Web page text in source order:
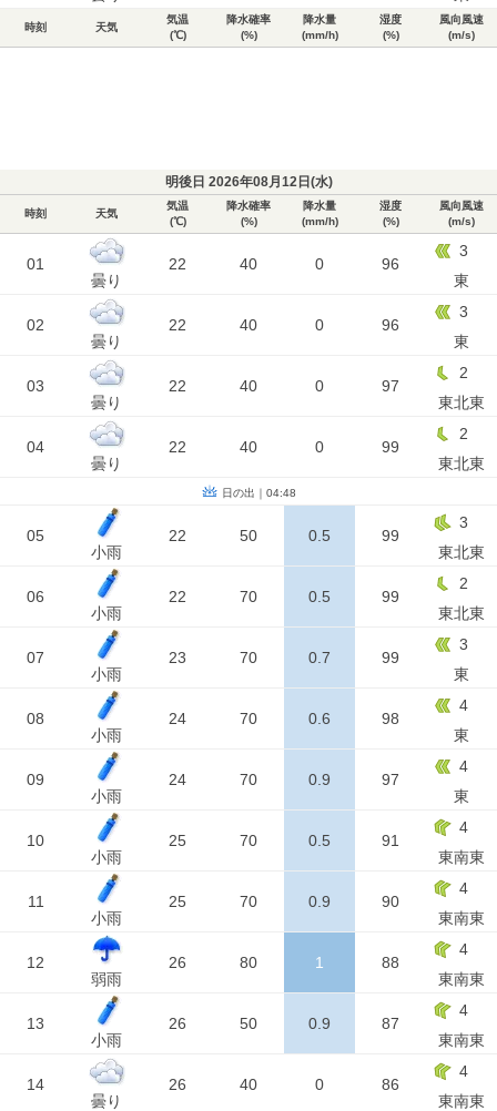
時刻 天気
気温
(℃)
降水確率
(%)
降水量
(mm/h)
湿度
(%)
風向風速
(m/s)
明後日 2026年08月12日(水)
時刻 天気
気温
(℃)
降水確率
(%)
降水量
(mm/h)
湿度
(%)
風向風速
(m/s)
01
曇り
22 40 0 96
3
東
02
曇り
22 40 0 96
3
東
03
曇り
22 40 0 97
2
東北東
04
曇り
22 40 0 99
2
東北東
日の出｜04:48
05
小雨
22 50 0.5 99
3
東北東
06
小雨
22 70 0.5 99
2
東北東
07
小雨
23 70 0.7 99
3
東
08
小雨
24 70 0.6 98
4
東
09
小雨
24 70 0.9 97
4
東
10
小雨
25 70 0.5 91
4
東南東
11
小雨
25 70 0.9 90
4
東南東
12
弱雨
26 80 1 88
4
東南東
13
小雨
26 50 0.9 87
4
東南東
14
曇り
26 40 0 86
4
東南東